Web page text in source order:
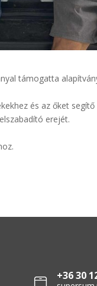
támogatta
és az őket
erejét.
+36 30